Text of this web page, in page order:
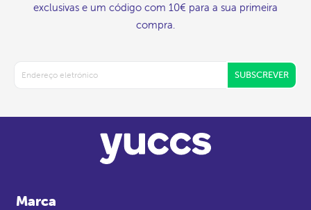
exclusivas e um código com 10€ para a sua primeira
compra.
SUBSCREVER
Marca